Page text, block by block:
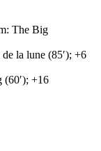
The Big
la lune (85′); +6
(60′); +16